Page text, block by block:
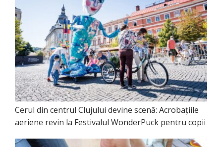
Cerul din centrul Clujului devine scenă: Acrobațiile
aeriene revin la Festivalul WonderPuck pentru copii